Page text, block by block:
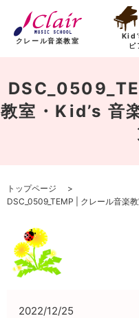
クレール音楽教室
教室・Kid’s 音
トップページ
DSC_0509_TEMP | クレール音楽
2022/12/25